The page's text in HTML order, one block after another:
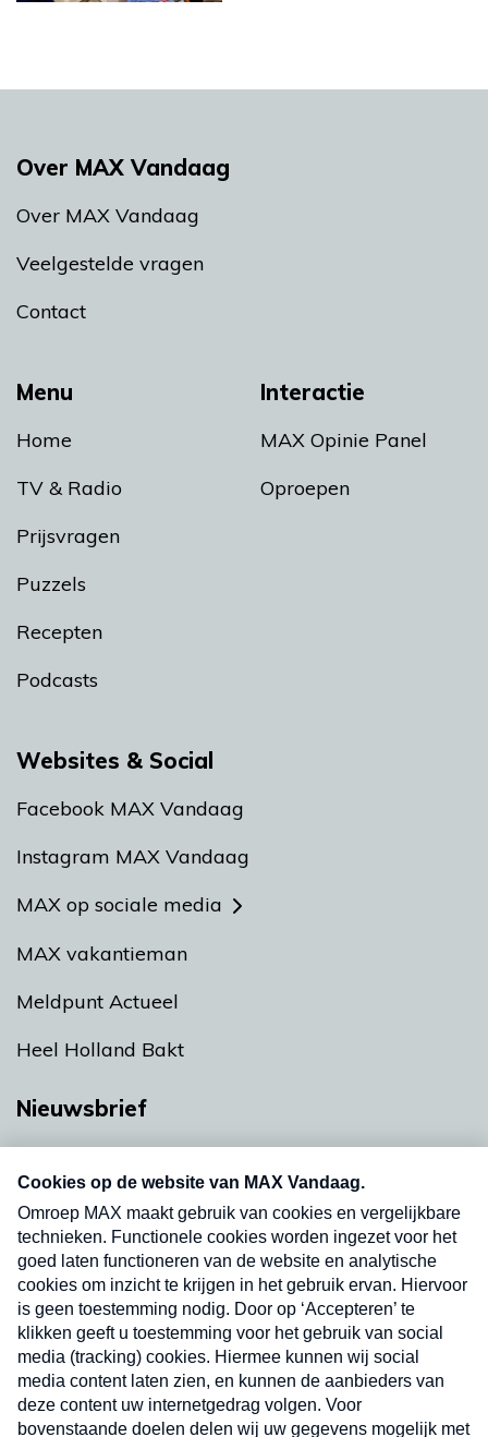
Menu
Home
TV & Radio
Prijsvragen
Puzzels
Recepten
Podcasts
Interactie
MAX Opinie Panel
Oproepen
Over MAX Vandaag
Over MAX Vandaag
Veelgestelde vragen
Contact
Websites & Social
Facebook MAX Vandaag
Instagram MAX Vandaag
MAX op sociale media
MAX vakantieman
Meldpunt Actueel
Heel Holland Bakt
Nieuwsbrief
nieuwsbrief. Elke vrijdag- en dinsdagochtend in
uw mailbox.
Verzend